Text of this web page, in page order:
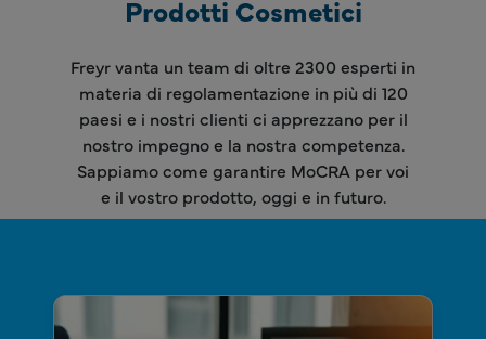
Prodotti Cosmetici
Freyr vanta un team di oltre 2300 esperti in
materia di regolamentazione in più di 120
paesi e i nostri clienti ci apprezzano per il
nostro impegno e la nostra competenza.
Sappiamo come garantire MoCRA per voi
e il vostro prodotto, oggi e in futuro.